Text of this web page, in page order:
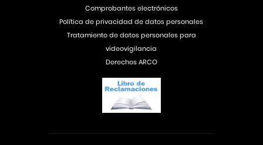
Comprobantes electrónicos
Política de privacidad de datos personales
Tratamiento de datos personales para
videovigilancia
Derechos ARCO